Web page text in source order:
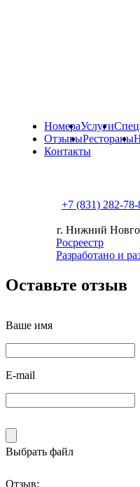
НомераУслуги
ОтзывыРестораны
Контакты
+7 (831) 282-78-
г. Нижний
Росреестр
Разработано и
Оставьте отзыв
Ваше имя
E-mail
Выбрать файл
Отзыв: